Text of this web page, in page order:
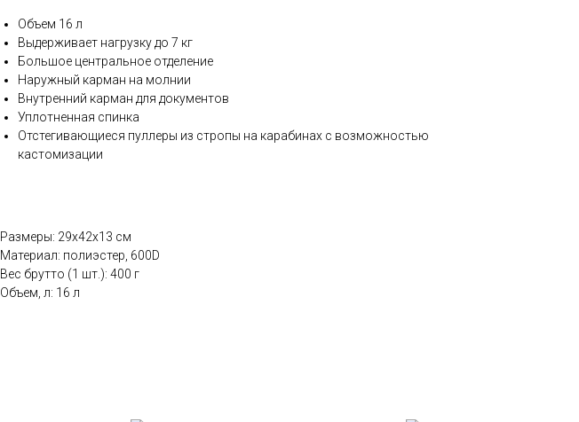
Объем 16 л
Выдерживает нагрузку до 7 кг
Большое центральное отделение
Наружный карман на молнии
Внутренний карман для документов
Уплотненная спинка
Отстегивающиеся пуллеры из стропы на карабинах с возможностью
кастомизации
Размеры: 29x42х13 см
Материал: полиэстер, 600D
Вес брутто (1 шт.): 400 г
Объем, л: 16 л